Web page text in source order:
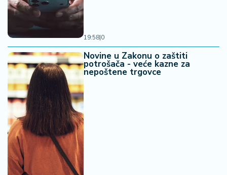
19:58|0
Novine u Zakonu o zaštiti
potrošača - veće kazne za
nepoštene trgovce